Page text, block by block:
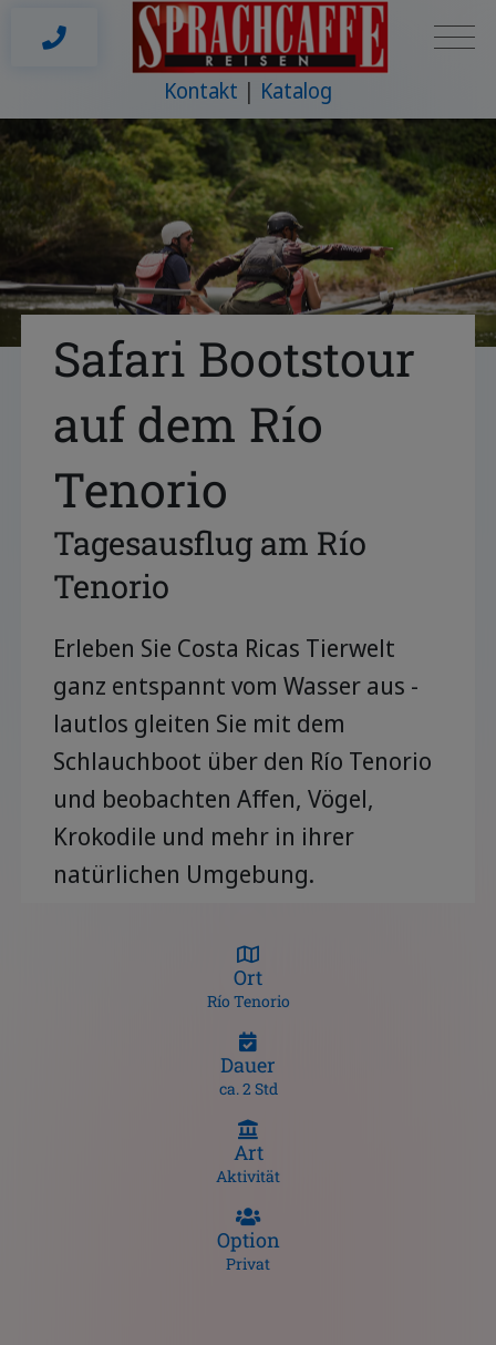
Kontakt Katalog
Safari Bootstour
auf dem Río
Tenorio
Tagesausflug am Río
Tenorio
Erleben Sie Costa Ricas Tierwelt
ganz entspannt vom Wasser aus -
lautlos gleiten Sie mit dem
Schlauchboot über den Río Tenorio
und beobachten Affen, Vögel,
Krokodile und mehr in ihrer
natürlichen Umgebung.
Ort
Río Tenorio
Dauer
ca. 2 Std
Art
Aktivität
Option
Privat